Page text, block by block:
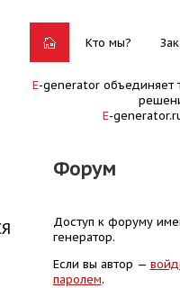
Кто мы?
E-generator объединяет
E-
Форум
Доступ к форуму
генератор.
Если вы автор —
паролем.